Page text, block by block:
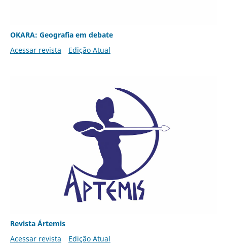
OKARA: Geografia em debate
Acessar revista
Edição Atual
Revista Ártemis
Acessar revista
Edição Atual